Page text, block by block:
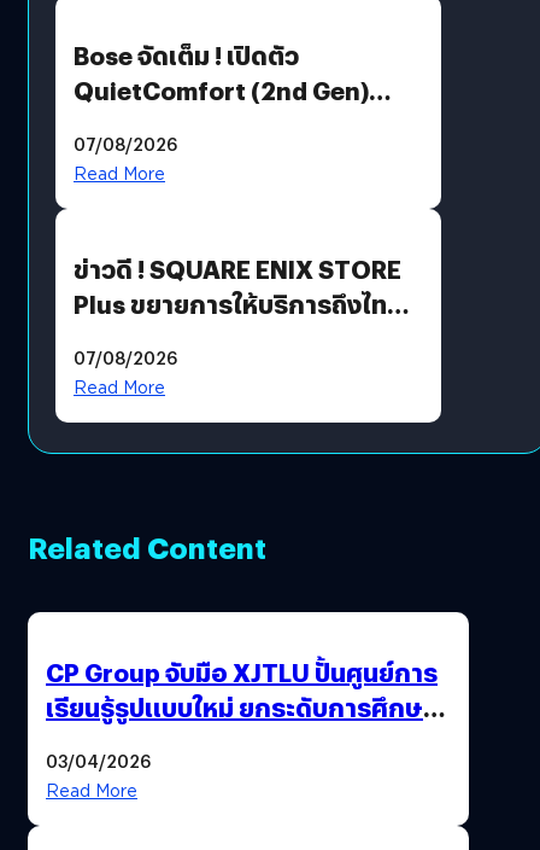
Bose จัดเต็ม ! เปิดตัว
QuietComfort (2nd Gen)
07/08/2026
Read More
ข่าวดี ! SQUARE ENIX STORE
Plus ขยายการให้บริการถึงไทย
โดยตรง
07/08/2026
Read More
Related Content
CP Group จับมือ XJTLU ปั้นศูนย์การ
เรียนรู้รูปแบบใหม่ ยกระดับการศึกษา
03/04/2026
Read More